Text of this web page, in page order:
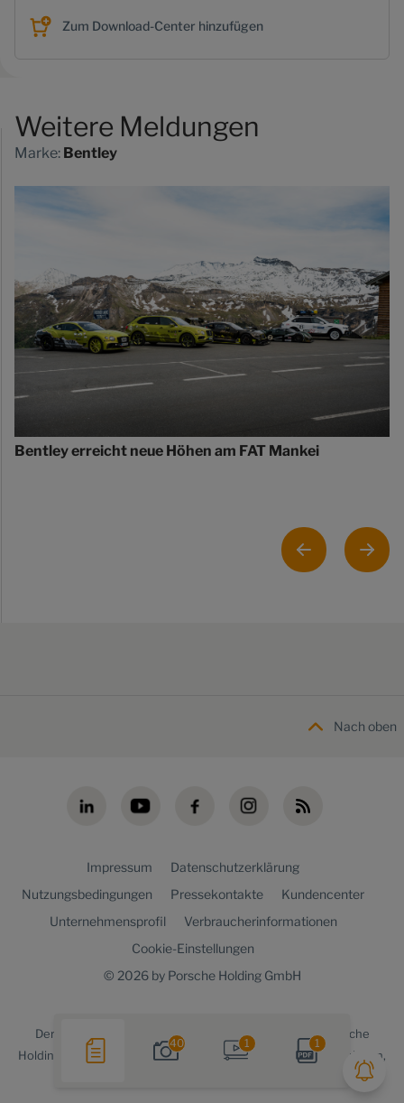
40 1 1
Zum Download-Center hinzufügen
Weitere Meldungen
Marke: Bentley
Bentley erreicht neue Höhen am FAT Mankei
Nach oben
Impressum
Datenschutzerklärung
Nutzungsbedingungen
Pressekontakte
Kundencenter
Unternehmensprofil
Verbraucherinformationen
Cookie-Einstellungen
© 2026 by Porsche Holding GmbH
Der Porsche Holding newsroom
ist ein Angebot der Porsche
Holding Konzernkommunikation für Medienvertreter, Journalisten,